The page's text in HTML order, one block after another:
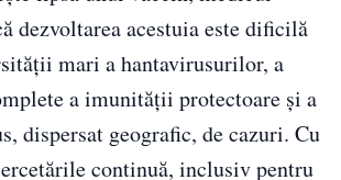
dezvoltarea acestuia este dificilă
mari a hantavirusurilor, a
a imunității protectoare și a
dispersat geografic, de cazuri. Cu
continuă, inclusiv pentru